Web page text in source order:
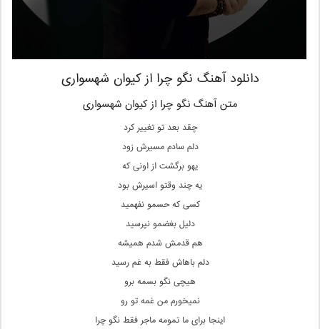
دانلود آهنگ نگو چرا از کیوان شهسواری
متن آهنگ نگو چرا از کیوان شهسواری
چقد بعد تو تغییر کرد
دلم سادم مسیرش زود
یهو برگشت از اونی که
یه چند وقتو اسیرش بود
کسی که حسمو نفهمید
دلیل بغضمو نپرسید
هم قدمش شدم همیشه
دلم باهاش فقط به غم رسید
هیچی نگو بسمه برو
نمیخورم من غمه تو رو
اینجا برای ما تمومه ماجر فقط نگو چرا